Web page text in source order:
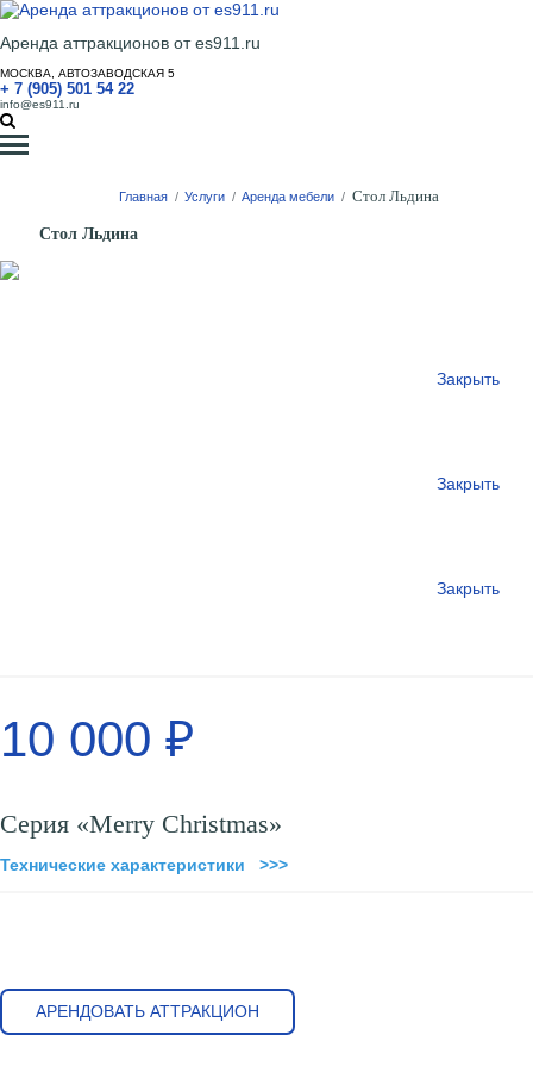
Аренда аттракционов от es911.ru
МОСКВА, АВТОЗАВОДСКАЯ 5
+ 7 (905) 501 54 22
info@es911.ru
Главная / Услуги / Аренда мебели / Стол Льдина
Стол Льдина
Закрыть
Закрыть
Закрыть
10 000 ₽
Серия «Merry Christmas»
Технические характеристики >>>
АРЕНДОВАТЬ АТТРАКЦИОН